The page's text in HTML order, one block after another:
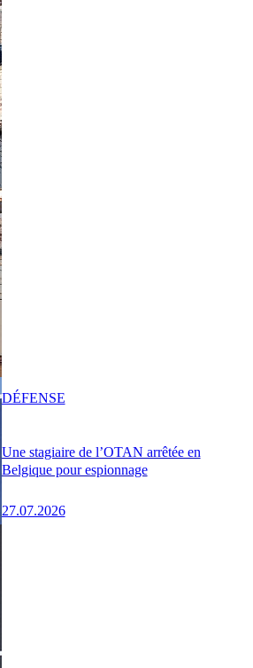
Une stagiaire de l’OTAN arrêtée en
Belgique pour espionnage
27.07.2026
DÉFENSE